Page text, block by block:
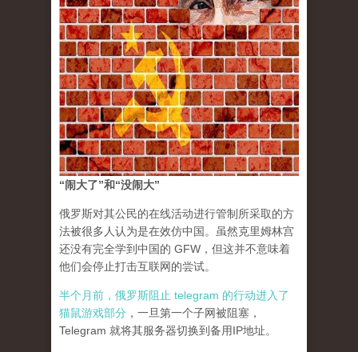
“闹大了”和“没闹大”
俄罗斯对其公民的在线活动进行管制所采取的方
法被很多人认为是在效仿中国。虽然克里姆林宫
还没有完全学到中国的 GFW，但这并不意味着
他们会停止打击互联网的尝试。
半个月前，俄罗斯阻止 telegram 的行动进入了
猫鼠游戏部分 ，一旦第一个子网被阻塞，
Telegram 就将其服务器切换到备用IP地址。